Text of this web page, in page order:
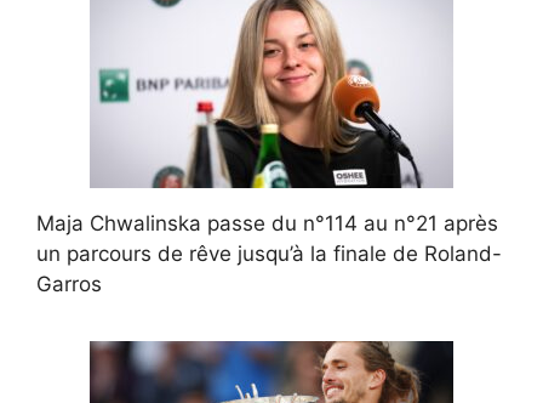
Maja Chwalinska passe du n°114 au n°21 après
un parcours de rêve jusqu’à la finale de Roland-
Garros